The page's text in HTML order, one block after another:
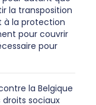
la transposition
à la protection
pour couvrir
pour
la Belgique
sociaux